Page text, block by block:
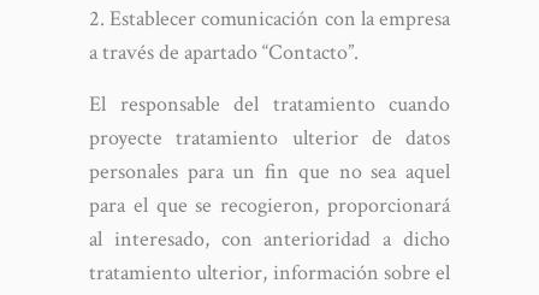
Establecer comunicación con la empresa
a través de apartado “Contacto”.
El responsable del tratamiento cuando
proyecte tratamiento ulterior de datos
personales para un fin que no sea aquel
para el que se recogieron, proporcionará
al interesado, con anterioridad a dicho
tratamiento ulterior, información sobre el